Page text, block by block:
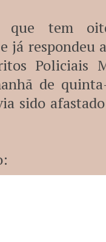
que tem
já respondeu
Policiais
de
sido